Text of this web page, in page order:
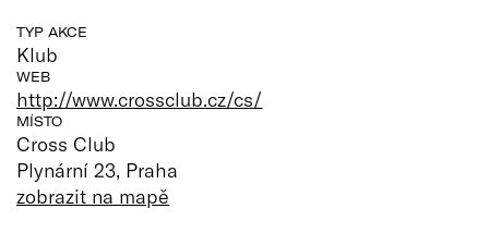
TYP AKCE
Klub
WEB
http://www.crossclub.cz/cs/
MÍSTO
Cross Club
Plynární 23, Praha
zobrazit na mapě